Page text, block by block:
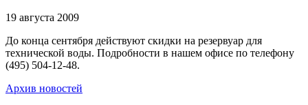
19 августа 2009
До конца сентября действуют скидки на резервуар для
технической воды. Подробности в нашем офисе по телефону
(495) 504-12-48.
Архив новостей